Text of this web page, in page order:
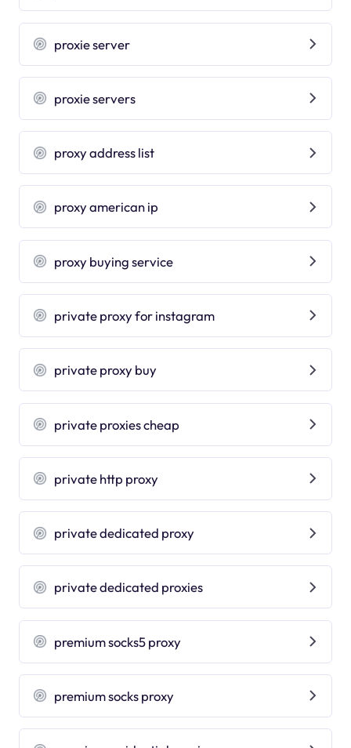
proxie server
proxie servers
proxy address list
proxy american ip
proxy buying service
private proxy for instagram
private proxy buy
private proxies cheap
private http proxy
private dedicated proxy
private dedicated proxies
premium socks5 proxy
premium socks proxy